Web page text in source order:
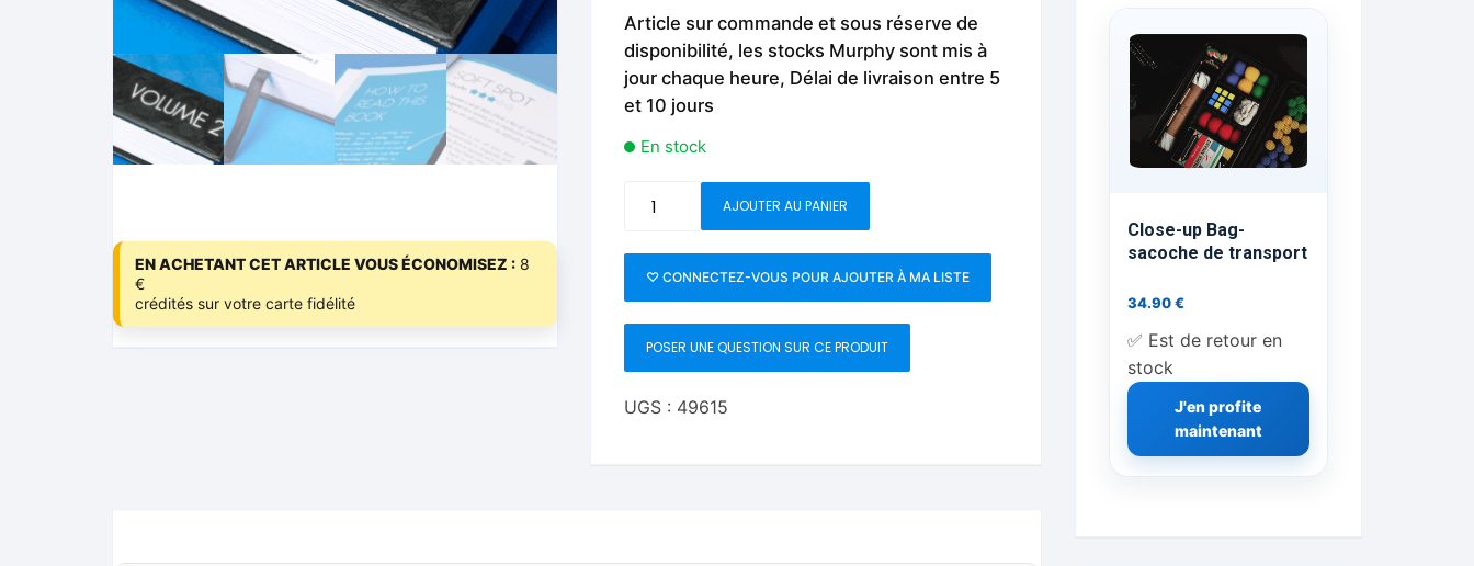
Fleurs C.Up
Foulards C.Up
Mentalisme close up
Pièces-Billets
Cordes
Feu
La Magie pour les Enfants
Liquides
Mentalisme salon et scène
Pièces-Billets
Livres de tours de Pièces
Livres sur la Magie
impromptue
Livres en Anglais
Les Produits Flash Feu
Neige, rubans, FP, Foulards …
EN ACHETANT CET ARTICLE VOUS ÉCONOMISEZ : 8
€
crédités sur votre carte fidélité
Article sur commande et sous réserve de
disponibilité, les stocks Murphy sont mis à
jour chaque heure, Délai de livraison entre 5
et 10 jours
En stock
Sankey
Volume
2
Jay
Sankey
AJOUTER AU PANIER
♡ CONNECTEZ-VOUS POUR AJOUTER À MA LISTE
POSER UNE QUESTION SUR CE PRODUIT
UGS : 49615
Close-up Bag-
sacoche de transport
34.90€
✅ Est de retour en
stock
J'en profite
maintenant